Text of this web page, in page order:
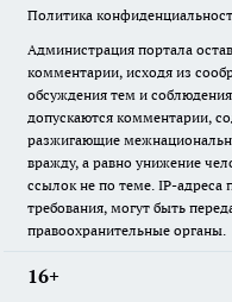
Политика
Администрация портала
комментарии, исходя из
обсуждения тем и
допускаются комментарии,
разжигающие
вражду, а равно унижение
ссылок не по теме. IP-адреса
требования, могут быть
правоохранительные органы.
16+